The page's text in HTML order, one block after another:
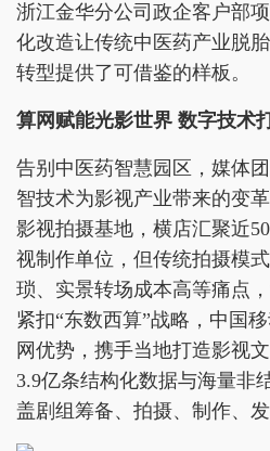
浙江金华分公司政企客户部
化改造让传统中医药产业脱
转型提供了可借鉴的样板。
算网赋能光影世界 数字技术
告别中医药智慧园区，媒体
智技术为影视产业带来的变
影视拍摄基地，横店汇聚近
视制作单位，但传统拍摄模
琐、实景转场成本高等痛点
紧扣“东数西算”战略，中国
网优势，携手当地打造影视
3.9亿条结构化数据与海量非
盖剧组筹备、拍摄、制作、